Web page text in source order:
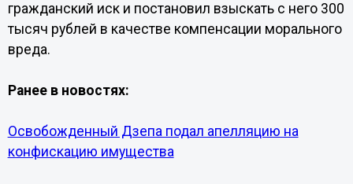
гражданский иск и постановил взыскать с него 300
тысяч рублей в качестве компенсации морального
вреда.
Ранее в новостях:
Освобожденный Дзепа подал апелляцию на
конфискацию имущества